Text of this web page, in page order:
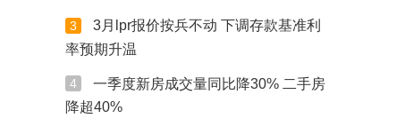
3
3月lpr报价按兵不动 下调存款基准利
率预期升温
4
一季度新房成交量同比降30% 二手房
降超40%